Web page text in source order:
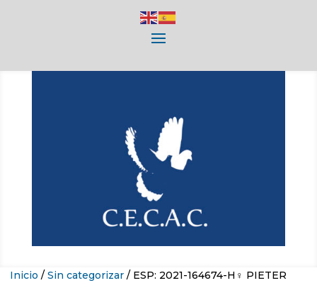
Inicio / Sin categorizar / ESP: 2021-164674-H♀ PIETER